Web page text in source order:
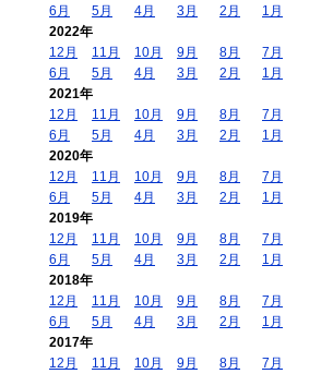
6月
5月 4月 3月 2月
1月
2022年
12月
11月 10月 9月 8月
7月
6月
5月 4月 3月 2月
1月
2021年
12月
11月 10月 9月 8月
7月
6月
5月 4月 3月 2月
1月
2020年
12月
11月 10月 9月 8月
7月
6月
5月 4月 3月 2月
1月
2019年
12月
11月 10月 9月 8月
7月
6月
5月 4月 3月 2月
1月
2018年
12月
11月 10月 9月 8月
7月
6月
5月 4月 3月 2月
1月
2017年
12月
11月 10月 9月 8月
7月